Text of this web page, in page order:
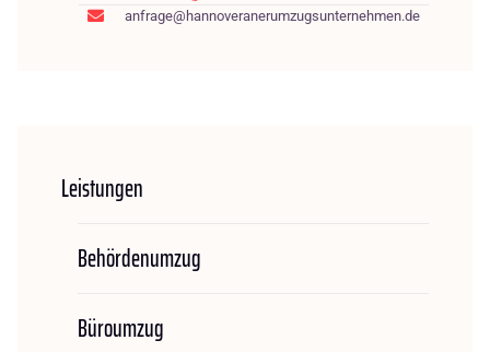
anfrage@hannoveranerumzugsunternehmen.de
Leistungen
Behördenumzug
Büroumzug